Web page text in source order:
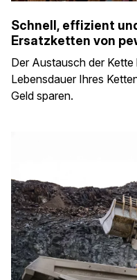
Schnell, effizient
Ersatzketten von
Der Austausch der
Lebensdauer Ihres
Geld sparen.